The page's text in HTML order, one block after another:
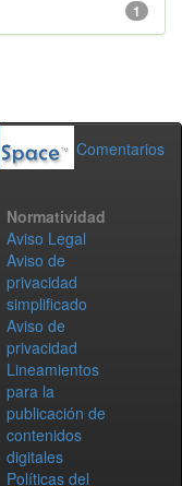
1
Comentarios
Normatividad
Aviso Legal
Aviso de
privacidad
simplificado
Aviso de
privacidad
Lineamientos
para la
publicación de
contenidos
digitales
Políticas del